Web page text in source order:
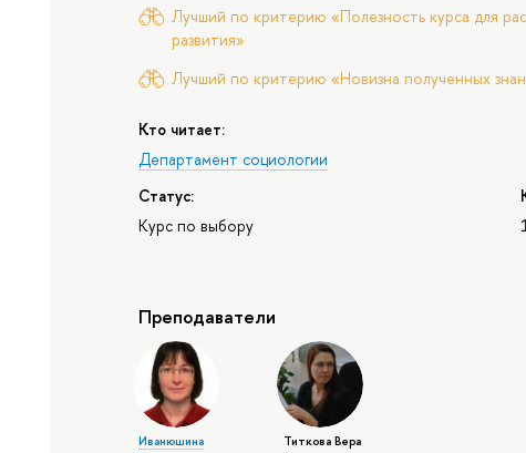
Лучший по критерию «Полезность курса для
развития»
Лучший по критерию «Новизна полученных
Кто читает:
Департамент социологии
Статус:
Курс по выбору
Преподаватели
Иванюшина
Титкова Вера